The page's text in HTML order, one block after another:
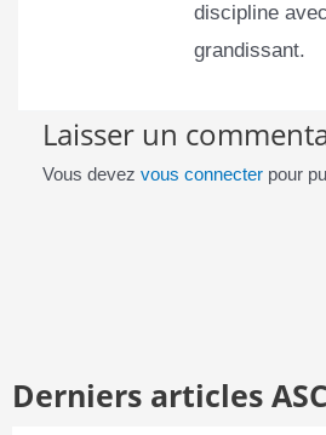
discipline
grandissant.
Laisser un
Vous devez vous connecterpour
Derniers articles